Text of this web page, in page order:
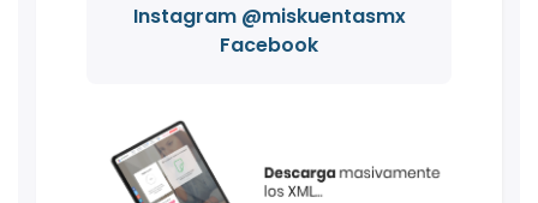
Instagram @miskuentasmx
Facebook